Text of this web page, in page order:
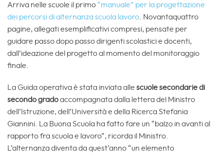
Arriva nelle scuole il primo “manuale” per la progettazione
dei percorsi di alternanza scuola lavoro . Novantaquattro
pagine, allegati esemplificativi compresi, pensate per
guidare passo dopo passo dirigenti scolastici e docenti,
dall’ideazione del progetto al momento del monitoraggio
finale.
La Guida operativa è stata inviata alle scuole secondarie di
secondo gradoaccompagnata dalla lettera del Ministro
dell’Istruzione, dell’Università e della Ricerca Stefania
Giannini. La Buona Scuola ha fatto fare un “balzo in avanti al
rapporto fra scuola e lavoro”, ricorda il Ministro.
L’alternanza diventa da quest’anno “un elemento